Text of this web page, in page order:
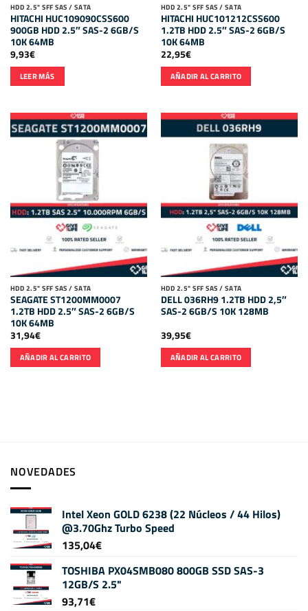
HDD 2.5" SFF SAS / SATA
HITACHI HUC109090CSS600
900GB HDD 2.5″ SAS-2 6GB/S
10K 64MB
9,93€
LEER MÁS
HDD 2.5" SFF SAS / SATA
HITACHI HUC101212CSS600
1.2TB HDD 2.5″ SAS-2 6GB/S
10K 64MB
22,95€
AÑADIR AL CARRITO
HDD 2.5" SFF SAS / SATA
SEAGATE ST1200MM0007
1.2TB HDD 2.5″ SAS-2 6GB/S
10K 64MB
31,94€
AÑADIR AL CARRITO
HDD 2.5" SFF SAS / SATA
DELL 036RH9 1.2TB HDD 2,5″
SAS-2 6GB/S 10K 128MB
39,95€
AÑADIR AL CARRITO
NOVEDADES
Intel Xeon GOLD 6238 (22 Núcleos / 44 Hilos)
@3.70Ghz Turbo Speed
135,04€
TOSHIBA PX04SMB080 800GB SSD SAS-3
12GB/S 2.5"
93,71€